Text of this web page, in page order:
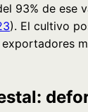
93% de ese
). El cultivo